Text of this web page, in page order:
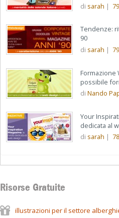
di sarah | 79
Tendenze:
90
di sarah | 79
Formazione
possibile
di Nando
Your
dedicata al
di sarah | 78
Risorse Gratuite
illustrazioni per il settore